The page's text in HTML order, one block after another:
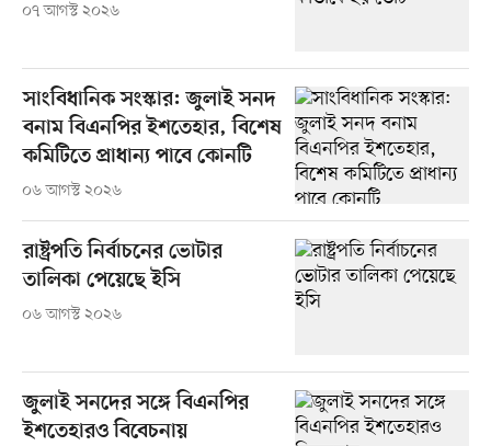
০৭ আগস্ট ২০২৬
সাংবিধানিক সংস্কার: জুলাই সনদ
বনাম বিএনপির ইশতেহার, বিশেষ
কমিটিতে প্রাধান্য পাবে কোনটি
০৬ আগস্ট ২০২৬
রাষ্ট্রপতি নির্বাচনের ভোটার
তালিকা পেয়েছে ইসি
০৬ আগস্ট ২০২৬
জুলাই সনদের সঙ্গে বিএনপির
ইশতেহারও বিবেচনায়